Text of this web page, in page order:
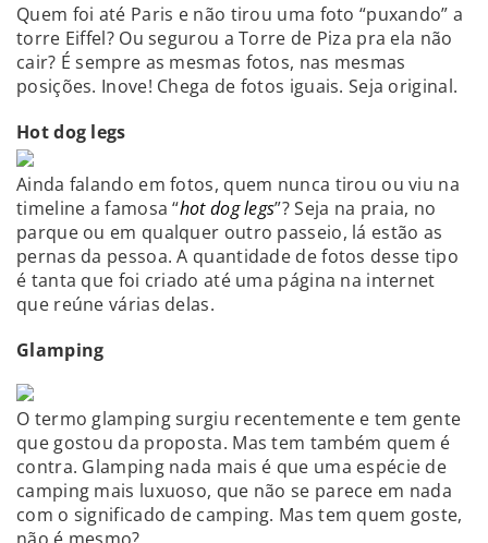
Quem foi até Paris e não tirou uma foto “puxando” a
torre Eiffel? Ou segurou a Torre de Piza pra ela não
cair? É sempre as mesmas fotos, nas mesmas
posições. Inove! Chega de fotos iguais. Seja original.
Hot dog legs
Ainda falando em fotos, quem nunca tirou ou viu na
timeline a famosa “hot dog legs”? Seja na praia, no
parque ou em qualquer outro passeio, lá estão as
pernas da pessoa. A quantidade de fotos desse tipo
é tanta que foi criado até uma página na internet
que reúne várias delas.
Glamping
O termo glamping surgiu recentemente e tem gente
que gostou da proposta. Mas tem também quem é
contra. Glamping nada mais é que uma espécie de
camping mais luxuoso, que não se parece em nada
com o significado de camping. Mas tem quem goste,